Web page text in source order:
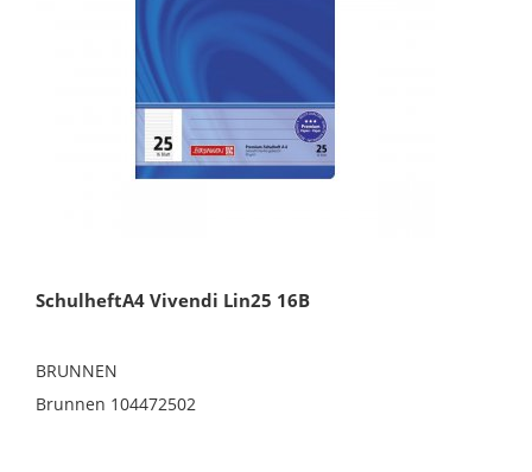
SchulheftA4 Vivendi Lin25 16B
BRUNNEN
Brunnen 104472502